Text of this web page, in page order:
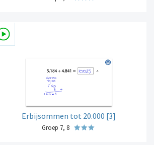
Erbijsommen tot 20.000 [3]
Groep 7, 8